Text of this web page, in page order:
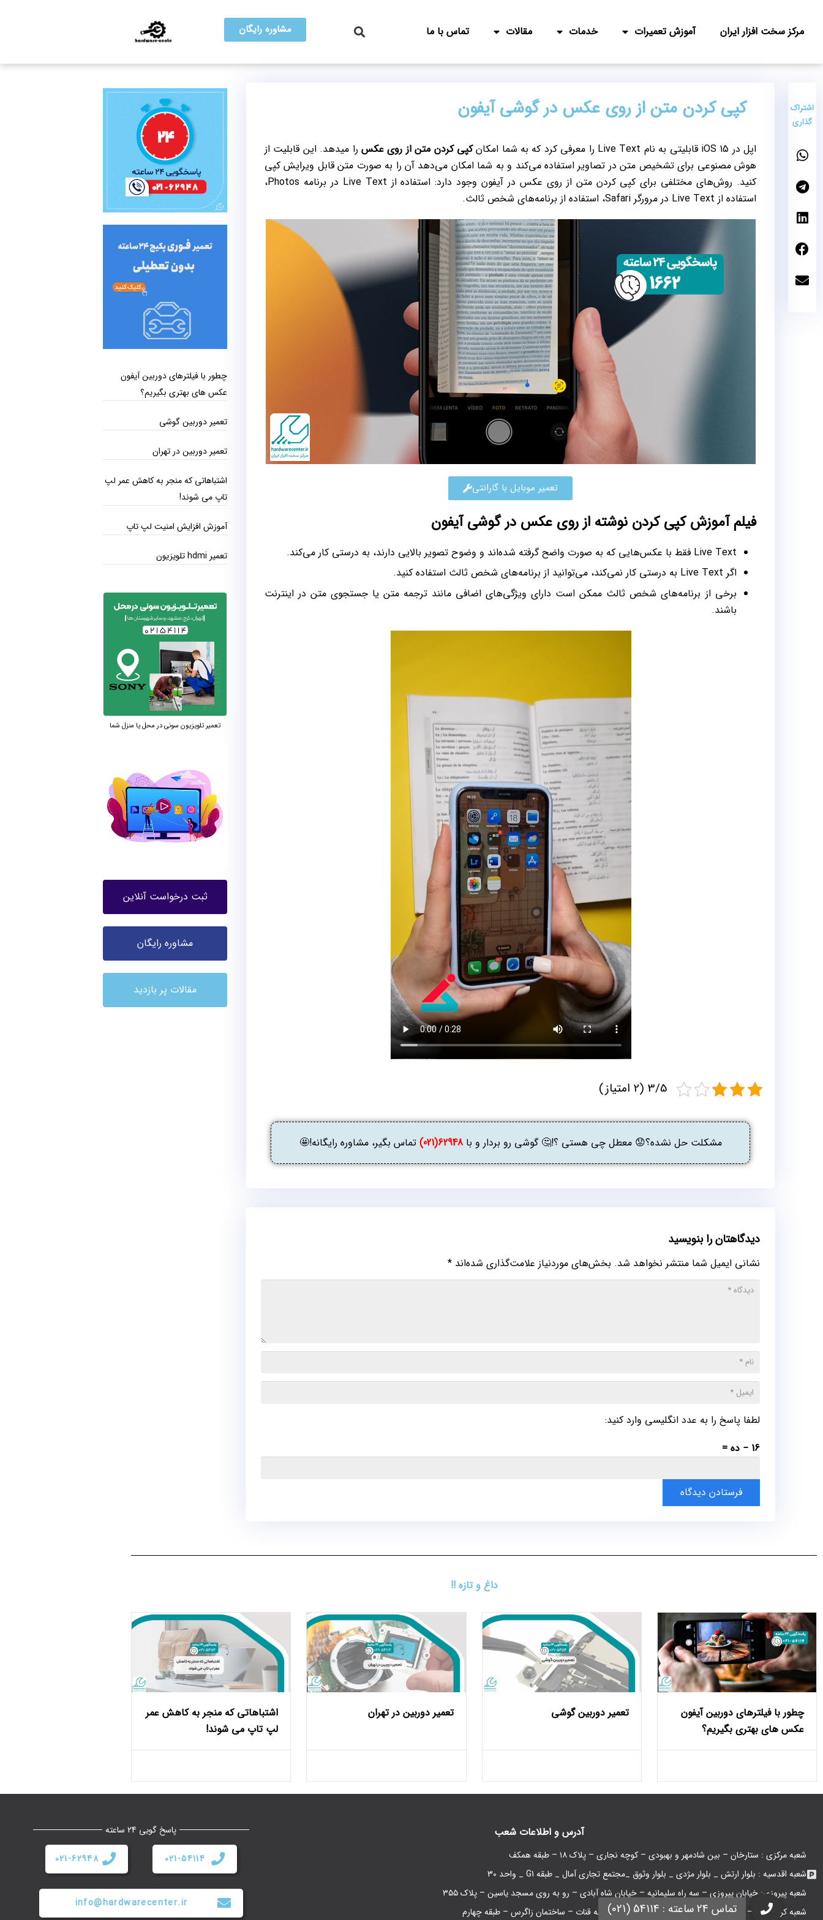
مرکز سخت افزار ایران آموزش تعمیرات خدمات مقالات تماس با ما مشاوره رایگان
اشتراک
گذاری
کپی کردن متن از روی عکس در گوشی آیفون
اپل در iOS 15 قابلیتی به نام Live Text را معرفی کرد که به شما امکان کپی کردن متن از روی عکس را میدهد. این قابلیت از
هوش مصنوعی برای تشخیص متن در تصاویر استفاده می‌کند و به شما امکان می‌دهد آن را به صورت متن قابل ویرایش کپی
کنید. روش‌های مختلفی برای کپی کردن متن از روی عکس در آیفون وجود دارد: استفاده از Live Text در برنامه Photos،
استفاده از Live Text در مرورگر Safari، استفاده از برنامه‌های شخص ثالث.
تعمیر موبایل با گارانتی
فیلم آموزش کپی کردن نوشته از روی عکس در گوشی آیفون
Live Text فقط با عکس‌هایی که به صورت واضح گرفته شده‌اند و وضوح تصویر بالایی دارند، به درستی کار می‌کند.
اگر Live Text به درستی کار نمی‌کند، می‌توانید از برنامه‌های شخص ثالث استفاده کنید.
برخی از برنامه‌های شخص ثالث ممکن است دارای ویژگی‌های اضافی مانند ترجمه متن یا جستجوی متن در اینترنت
باشند.
3/5 (2 امتیاز)
مشکلت حل نشده؟😟 معطل چی هستی ؟!🤔 گوشی رو بردار و با62948(021) تماس بگیر، مشاوره رایگانه!🤩
دیدگاهتان را بنویسید
نشانی ایمیل شما منتشر نخواهد شد. بخش‌های موردنیاز علامت‌گذاری شده‌اند *
لطفا پاسخ را به عدد انگلیسی وارد کنید:
16 − ده =
فرستادن دیدگاه
چطور با فیلترهای دوربین آیفون
عکس‌ های بهتری بگیریم؟
تعمیر دوربین گوشی
تعمیر دوربین در تهران
اشتباهاتی که منجر به کاهش عمر لپ
تاپ می ‌شوند!
آموزش افزایش امنیت لپ تاپ
تعمیر hdmi تلویزیون
تعمیر تلویزیون سونی در محل یا منزل شما
ثبت درخواست آنلاین
مشاوره رایگان
مقالات پر بازدید
داغ و تازه !!
چطور با فیلترهای دوربین آیفون
عکس‌ های بهتری بگیریم؟
تعمیر دوربین گوشی تعمیر دوربین در تهران
اشتباهاتی که منجر به کاهش عمر
لپ تاپ می ‌شوند!
آدرس و اطلاعات شعب
شعبه مرکزی : ستارخان – بین شادمهر و بهبودی – کوچه نجاری – پلاک ۱۸ – طبقه همکف
شعبه اقدسیه : بلوار ارتش _ بلوار مژدی _ بلوار وثوق _مجتمع تجاری آمال _ طبقه G1 _ واحد 30
شعبه پیروزی: خیابان پیروزی – سه راه سلیمانیه – خیابان شاه آبادی – رو به روی مسجد یاسین – پلاک ۳۵۵
شعبه کرج: کرج – شاهین ویلا – خیابان نهم غربی – نبش کوچه قنات – ساختمان زاگرس – طبقه چهارم
پاسخ گویی 24 ساعته
021-54114
021-62948
info@hardwarecenter.ir